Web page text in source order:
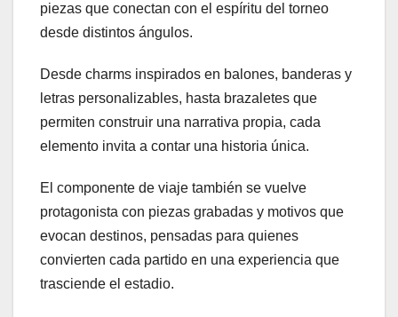
piezas que conectan con el espíritu del torneo
desde distintos ángulos.
Desde charms inspirados en balones, banderas y
letras personalizables, hasta brazaletes que
permiten construir una narrativa propia, cada
elemento invita a contar una historia única.
El componente de viaje también se vuelve
protagonista con piezas grabadas y motivos que
evocan destinos, pensadas para quienes
convierten cada partido en una experiencia que
trasciende el estadio.